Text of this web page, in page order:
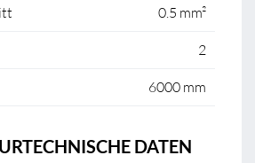
0.5 mm²
2
6000 mm
DATEN